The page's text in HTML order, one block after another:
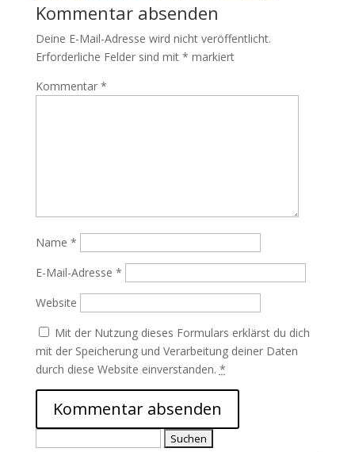
Kommentar absenden
Deine E-Mail-Adresse wird nicht veröffentlicht.
Erforderliche Felder sind mit * markiert
Kommentar *
Name *
E-Mail-Adresse *
Website
Mit der Nutzung dieses Formulars erklärst du dich
mit der Speicherung und Verarbeitung deiner Daten
durch diese Website einverstanden. *